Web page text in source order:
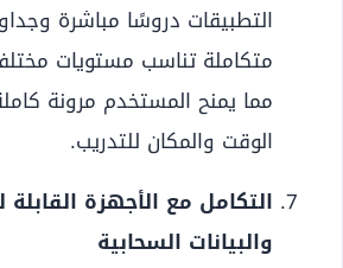
التطبيقات دروسًا مباشرة
متكاملة تناسب مستويات
مما يمنح المستخدم مرونة
الوقت والمكان للتدريب.
التكامل مع الأجهزة القابلة
والبيانات السحابية